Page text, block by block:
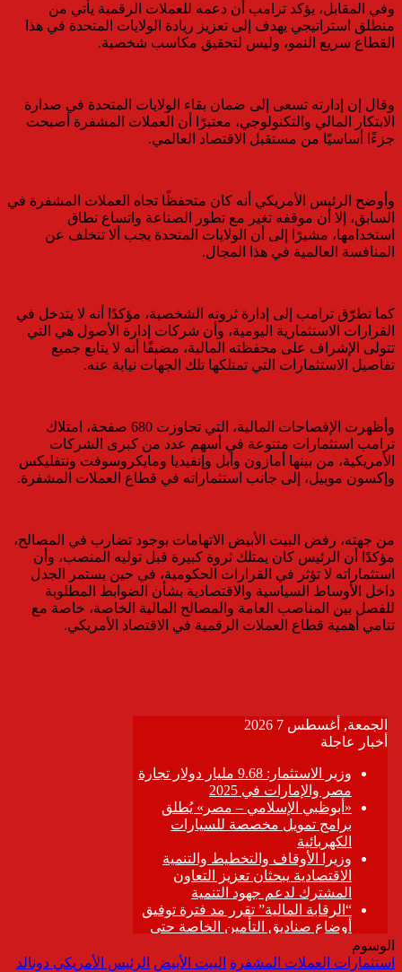
وفي المقابل، يؤكد ترامب أن دعمه للعملات الرقمية يأتي من
منطلق استراتيجي يهدف إلى تعزيز ريادة الولايات المتحدة في هذا
القطاع سريع النمو، وليس لتحقيق مكاسب شخصية.
وقال إن إدارته تسعى إلى ضمان بقاء الولايات المتحدة في صدارة
الابتكار المالي والتكنولوجي، معتبرًا أن العملات المشفرة أصبحت
جزءًا أساسيًا من مستقبل الاقتصاد العالمي.
وأوضح الرئيس الأمريكي أنه كان متحفظًا تجاه العملات المشفرة في
السابق، إلا أن موقفه تغير مع تطور الصناعة واتساع نطاق
استخدامها، مشيرًا إلى أن الولايات المتحدة يجب ألا تتخلف عن
المنافسة العالمية في هذا المجال.
كما تطرّق ترامب إلى إدارة ثروته الشخصية، مؤكدًا أنه لا يتدخل في
القرارات الاستثمارية اليومية، وأن شركات إدارة الأصول هي التي
تتولى الإشراف على محفظته المالية، مضيفًا أنه لا يتابع جميع
تفاصيل الاستثمارات التي تمتلكها تلك الجهات نيابة عنه.
وأظهرت الإفصاحات المالية، التي تجاوزت 680 صفحة، امتلاك
ترامب استثمارات متنوعة في أسهم عدد من كبرى الشركات
الأمريكية، من بينها أمازون وأبل وإنفيديا ومايكروسوفت ونتفليكس
وإكسون موبيل، إلى جانب استثماراته في قطاع العملات المشفرة.
من جهته، رفض البيت الأبيض الاتهامات بوجود تضارب في المصالح،
مؤكدًا أن الرئيس كان يمتلك ثروة كبيرة قبل توليه المنصب، وأن
استثماراته لا تؤثر في القرارات الحكومية، في حين يستمر الجدل
داخل الأوساط السياسية والاقتصادية بشأن الضوابط المطلوبة
للفصل بين المناصب العامة والمصالح المالية الخاصة، خاصة مع
تنامي أهمية قطاع العملات الرقمية في الاقتصاد الأمريكي.
الوسوم
استثمارات العملات المشفرة البيت الأبيض الرئيس الأمريكي دونالد